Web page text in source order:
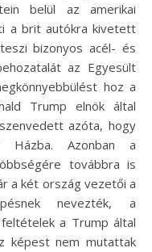
belül az amerikai
a brit autókra kivetett
bizonyos acél- és
az Egyesült
hoz a
Trump elnök által
azóta, hogy
Házba. Azonban a
továbbra is
a két ország vezetői a
nevezték, a
a Trump által
képest nem mutattak